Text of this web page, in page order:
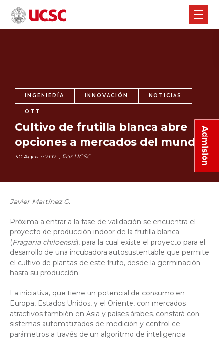
Admisión
INGENIERÍA INNOVACIÓN NOTICIAS
OTT
Cultivo de frutilla blanca abre
opciones a mercados del mundo
30 Agosto 2021, Por UCSC
Javier Martínez G.
Próxima a entrar a la fase de validación se encuentra el
proyecto de producción indoor de la frutilla blanca
(Fragaria chiloensis), para la cual existe el proyecto para el
desarrollo de una incubadora autosustentable que permite
el cultivo de plantas de este fruto, desde la germinación
hasta su producción.
La iniciativa, que tiene un potencial de consumo en
Europa, Estados Unidos, y el Oriente, con mercados
atractivos también en Asia y países árabes, constará con
sistemas automatizados de medición y control de
parámetros a través de un algoritmo de inteligencia